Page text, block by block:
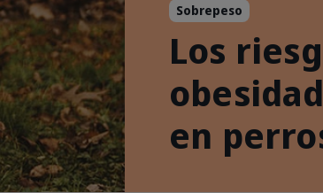
Sobrepeso
Los
en